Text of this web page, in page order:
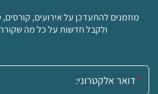
מוזמנים להתעדכן על אירועים,
ולקבל חדשות על כל מה
אימייל: